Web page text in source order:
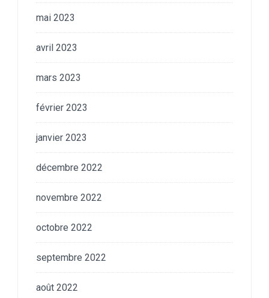
mai 2023
avril 2023
mars 2023
février 2023
janvier 2023
décembre 2022
novembre 2022
octobre 2022
septembre 2022
août 2022